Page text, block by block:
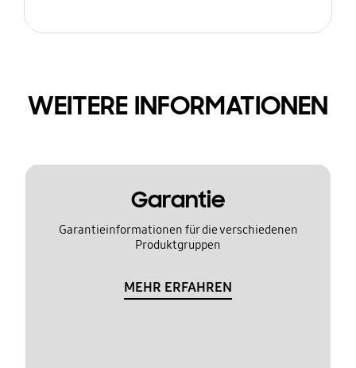
WEITERE INFORMATIONEN
Garantie
Garantieinformationen für die verschiedenen
Produktgruppen
MEHR ERFAHREN